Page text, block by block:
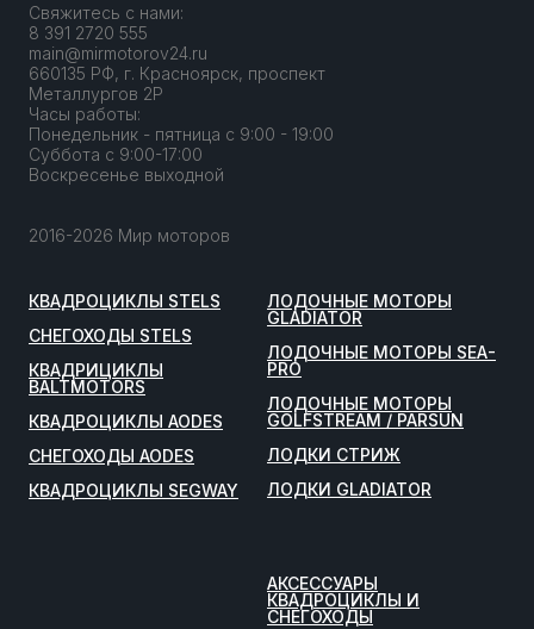
Свяжитесь с нами:
8 391 2720 555
main@mirmotorov24.ru
660135 РФ, г. Красноярск, проспект
Металлургов 2Р
Часы работы:
Понедельник - пятница с 9:00 - 19:00
Суббота с 9:00-17:00
Воскресенье выходной
2016-2026 Мир моторов
КВАДРОЦИКЛЫ STELS
СНЕГОХОДЫ STELS
КВАДРИЦИКЛЫ
BALTMOTORS
КВАДРОЦИКЛЫ AODES
СНЕГОХОДЫ AODES
КВАДРОЦИКЛЫ SEGWAY
ЛОДОЧНЫЕ МОТОРЫ
GLADIATOR
ЛОДОЧНЫЕ МОТОРЫ SEA-
PRO
ЛОДОЧНЫЕ МОТОРЫ
GOLFSTREAM / PARSUN
ЛОДКИ СТРИЖ
ЛОДКИ GLADIATOR
АКСЕССУАРЫ
КВАДРОЦИКЛЫ И
СНЕГОХОДЫ